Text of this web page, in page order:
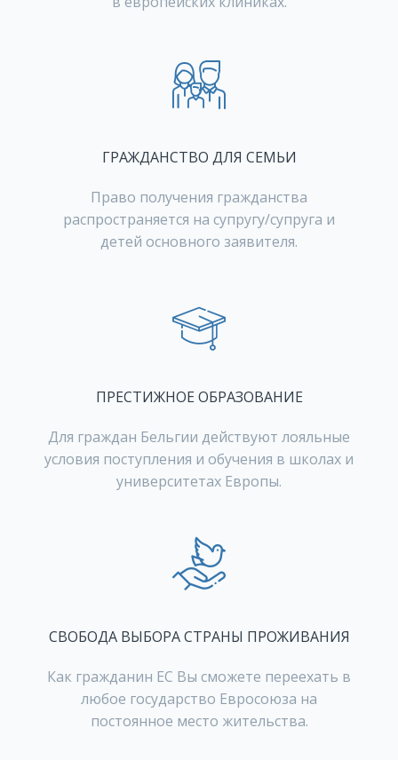
ГРАЖДАНСТВО ДЛЯ СЕМЬИ
Право получения гражданства
распространяется на супругу/супруга и
детей основного заявителя.
ПРЕСТИЖНОЕ ОБРАЗОВАНИЕ
Для граждан Бельгии действуют лояльные
условия поступления и обучения в школах и
университетах Европы.
СВОБОДА ВЫБОРА СТРАНЫ ПРОЖИВАНИЯ
Как гражданин ЕС Вы сможете переехать в
любое государство Евросоюза на
постоянное место жительства.